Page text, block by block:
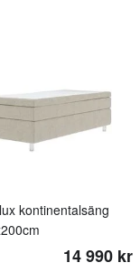
kontinentalsäng
14 990 kr